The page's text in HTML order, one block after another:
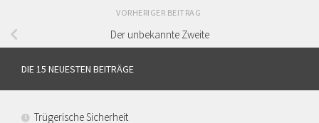
VORHERIGER BEITRAG
Der unbekannte Zweite
DIE 15 NEUESTEN BEITRÄGE
Trügerische Sicherheit